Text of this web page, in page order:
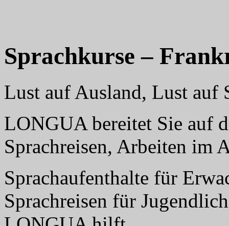
Sprachkurse –
Lust auf Ausland, Lust auf
LONGUA bereitet Sie auf
Sprachreisen, Arbeiten im
Sprachaufenthalte für
Sprachreisen für